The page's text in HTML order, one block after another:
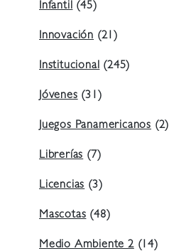
Infantil (45)
Innovación (21)
Institucional (245)
Jóvenes (31)
Juegos Panamericanos (2)
Librerías (7)
Licencias (3)
Mascotas (48)
Medio Ambiente 2(14)